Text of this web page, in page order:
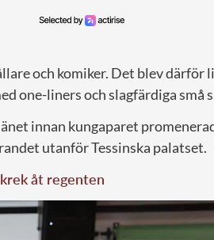
och komiker. Det blev därför
one-liners och slagfärdiga små
innan kungaparet
utanför Tessinska palatset.
åt regenten